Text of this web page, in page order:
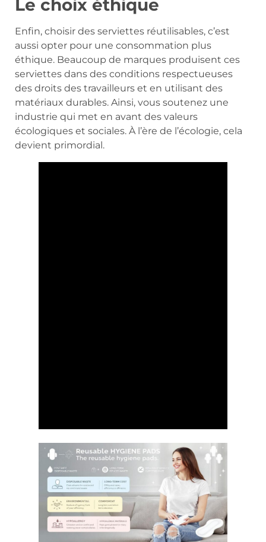
Le choix éthique
Enfin, choisir des serviettes réutilisables, c’est
aussi opter pour une consommation plus
éthique. Beaucoup de marques produisent ces
serviettes dans des conditions respectueuses
des droits des travailleurs et en utilisant des
matériaux durables. Ainsi, vous soutenez une
industrie qui met en avant des valeurs
écologiques et sociales. À l’ère de l’écologie, cela
devient primordial.